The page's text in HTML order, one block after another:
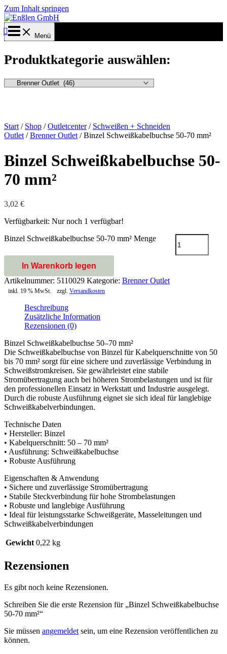
Zum Inhalt springen
Menü
Produktkategorie auswählen:
Start / Shop /Outletcenter/ Schweißen + Schneiden
Outlet /Brenner Outlet / Binzel Schweißkabelbuchse 50-70 mm²
Binzel Schweißkabelbuchse 50-
70 mm²
3,02 €
Verfügbarkeit: Nur noch 1 verfügbar!
Binzel Schweißkabelbuchse 50-70 mm² Menge
In Warenkorb legen
Artikelnummer: 5110029 Kategorie: Brenner Outlet
inkl. 19 % MwSt. zzgl. Versandkosten
Beschreibung
Zusätzliche Information
Rezensionen (0)
Binzel Schweißkabelbuchse 50–70 mm²
Die Schweißkabelbuchse von Binzel für Kabelquerschnitte von 50
bis 70 mm² sorgt für eine sichere und zuverlässige Verbindung in
Schweißstromkreisen. Sie gewährleistet eine stabile
Stromübertragung auch bei höheren Strombelastungen und ist für
den professionellen Einsatz in Werkstatt und Industrie ausgelegt.
Durch die robuste Ausführung eignet sie sich ideal für langlebige
Schweißkabelverbindungen.
Technische Daten
• Hersteller: Binzel
• Kabelquerschnitt: 50 – 70 mm²
• Ausführung: Schweißkabelbuchse
• Robuste Ausführung
Eigenschaften & Anwendung
• Sichere und zuverlässige Stromübertragung
• Stabile Steckverbindung für hohe Strombelastungen
• Robuste und langlebige Ausführung
• Ideal für leistungsstarke Schweißgeräte, Masseleitungen und
Schweißkabelverbindungen
Gewicht 0,22 kg
Rezensionen
Es gibt noch keine Rezensionen.
Schreiben Sie die erste Rezension für „Binzel Schweißkabelbuchse
50-70 mm²“
Sie müssen angemeldet sein, um eine Rezension veröffentlichen zu
können.